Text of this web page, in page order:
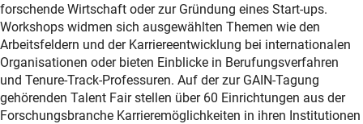
forschende Wirtschaft oder zur Gründung eines Start-ups.
Workshops widmen sich ausgewählten Themen wie den
Arbeitsfeldern und der Karriereentwicklung bei internationalen
Organisationen oder bieten Einblicke in Berufungsverfahren
und Tenure-Track-Professuren. Auf der zur GAIN-Tagung
gehörenden Talent Fair stellen über 60 Einrichtungen aus der
Forschungsbranche Karrieremöglichkeiten in ihren Institutionen